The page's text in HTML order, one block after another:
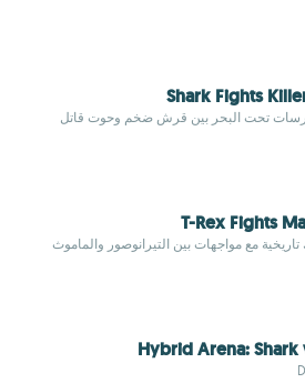
Shark Fights
تحت البحر بين قرش ضخم وحوت قاتل
T-Rex Fights
تاريخية مع مواجهات بين التيرانوصور والماموث
Hybrid Arena: Shark